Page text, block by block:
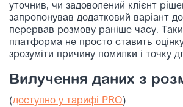
уточнив, чи задоволений клієнт
запропонував додатковий варіант
перервав розмову раніше часу.
платформа не просто ставить
зрозуміти причину помилки і точку
Вилучення даних з
(доступно у тарифі PRO)